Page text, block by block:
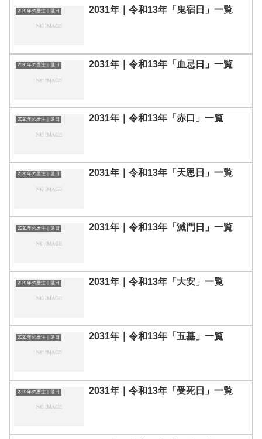
2031年の暦注｜選日 2031年｜令和13年「鬼宿日」一覧
2031年の暦注｜選日 2031年｜令和13年「血忌日」一覧
2031年の暦注｜選日 2031年｜令和13年「赤口」一覧
2031年の暦注｜選日 2031年｜令和13年「天恩日」一覧
2031年の暦注｜選日 2031年｜令和13年「滅門日」一覧
2031年の暦注｜選日 2031年｜令和13年「大安」一覧
2031年の暦注｜選日 2031年｜令和13年「五墓」一覧
2031年の暦注｜選日 2031年｜令和13年「受死日」一覧